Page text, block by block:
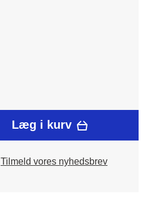
Læg i kurv
Tilmeld vores nyhedsbrev